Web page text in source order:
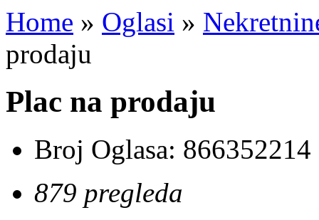
Home » Oglasi »
prodaju
Plac na prodaju
Broj Oglasa: 866352214
879 pregleda